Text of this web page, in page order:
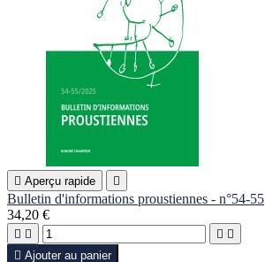
 Aperçu rapide 
Bulletin d'informations proustiennes - n°54-55
34,20 €
   
 Ajouter au panier